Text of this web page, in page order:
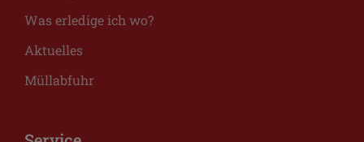
Was erledige ich wo?
Aktuelles
Müllabfuhr